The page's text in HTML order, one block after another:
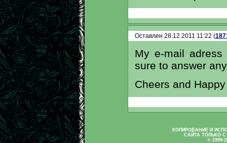
Оставлен 28.12.2011 11:22 (
My e-mail
sure to answer
Cheers and
КОПИРОВАНИЕ И
САЙТА ТОЛЬКО
© 1999-